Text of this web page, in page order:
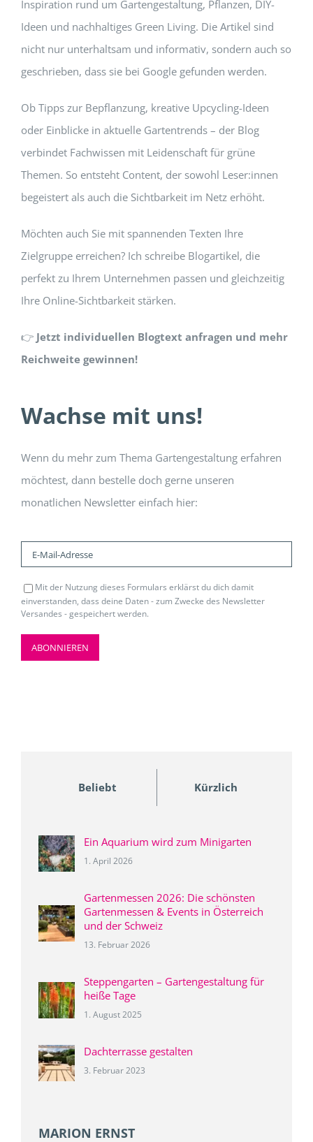
Inspiration rund um Gartengestaltung, Pflanzen, DIY-
Ideen und nachhaltiges Green Living. Die Artikel sind
nicht nur unterhaltsam und informativ, sondern auch so
geschrieben, dass sie bei Google gefunden werden.
Ob Tipps zur Bepflanzung, kreative Upcycling-Ideen
oder Einblicke in aktuelle Gartentrends – der Blog
verbindet Fachwissen mit Leidenschaft für grüne
Themen. So entsteht Content, der sowohl Leser:innen
begeistert als auch die Sichtbarkeit im Netz erhöht.
Möchten auch Sie mit spannenden Texten Ihre
Zielgruppe erreichen? Ich schreibe Blogartikel, die
perfekt zu Ihrem Unternehmen passen und gleichzeitig
Ihre Online-Sichtbarkeit stärken.
👉 Jetzt individuellen Blogtext anfragen und mehr
Reichweite gewinnen!
Wachse mit uns!
Wenn du mehr zum Thema Gartengestaltung erfahren
möchtest, dann bestelle doch gerne unseren
monatlichen Newsletter einfach hier:
Mit der Nutzung dieses Formulars erklärst du dich damit
einverstanden, dass deine Daten - zum Zwecke des Newsletter
Versandes - gespeichert werden.
Beliebt Kürzlich
Ein Aquarium wird zum Minigarten
1. April 2026
Gartenmessen 2026: Die schönsten
Gartenmessen & Events in Österreich
und der Schweiz
13. Februar 2026
Steppengarten – Gartengestaltung für
heiße Tage
1. August 2025
Dachterrasse gestalten
3. Februar 2023
MARION ERNST